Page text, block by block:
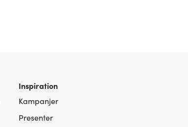
Inspiration
Kampanjer
Presenter